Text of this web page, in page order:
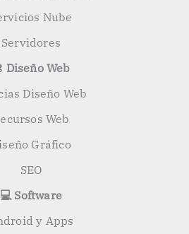
Nube
Servidores
Diseño Web
Diseño Web
Web
Gráfico
SEO
💻 Software
y Apps